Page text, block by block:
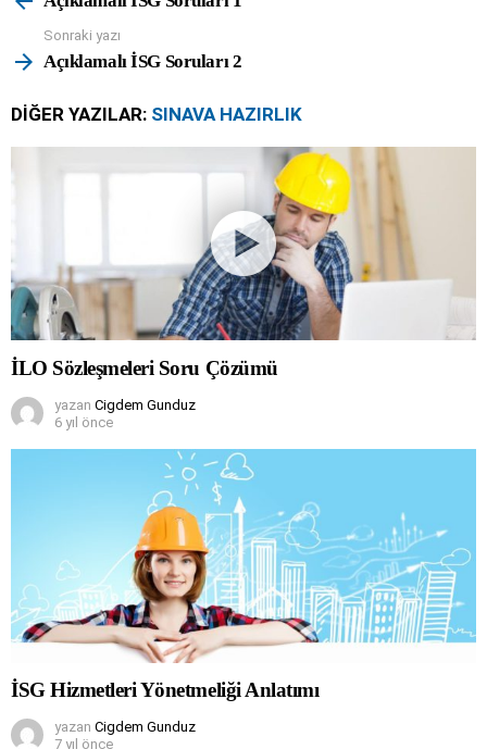
Sonraki yazı
Açıklamalı İSG Soruları 2
DIĞER YAZILAR: SINAVA HAZIRLIK
İLO Sözleşmeleri Soru Çözümü
yazan Cigdem Gunduz
6 yıl önce
İSG Hizmetleri Yönetmeliği Anlatımı
yazan Cigdem Gunduz
7 yıl önce